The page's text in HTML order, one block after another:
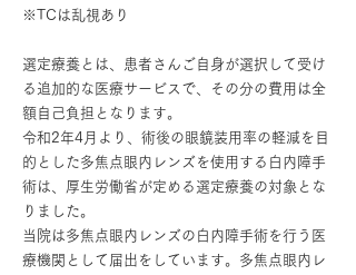
※TCは乱視あり
選定療養とは、患者さんご自身が選択して受け
る追加的な医療サービスで、その分の費用は全
額自己負担となります。
令和2年4月より、術後の眼鏡装用率の軽減を目
的とした多焦点眼内レンズを使用する白内障手
術は、厚生労働省が定める選定療養の対象とな
りました。
当院は多焦点眼内レンズの白内障手術を行う医
療機関として届出をしています。多焦点眼内レ